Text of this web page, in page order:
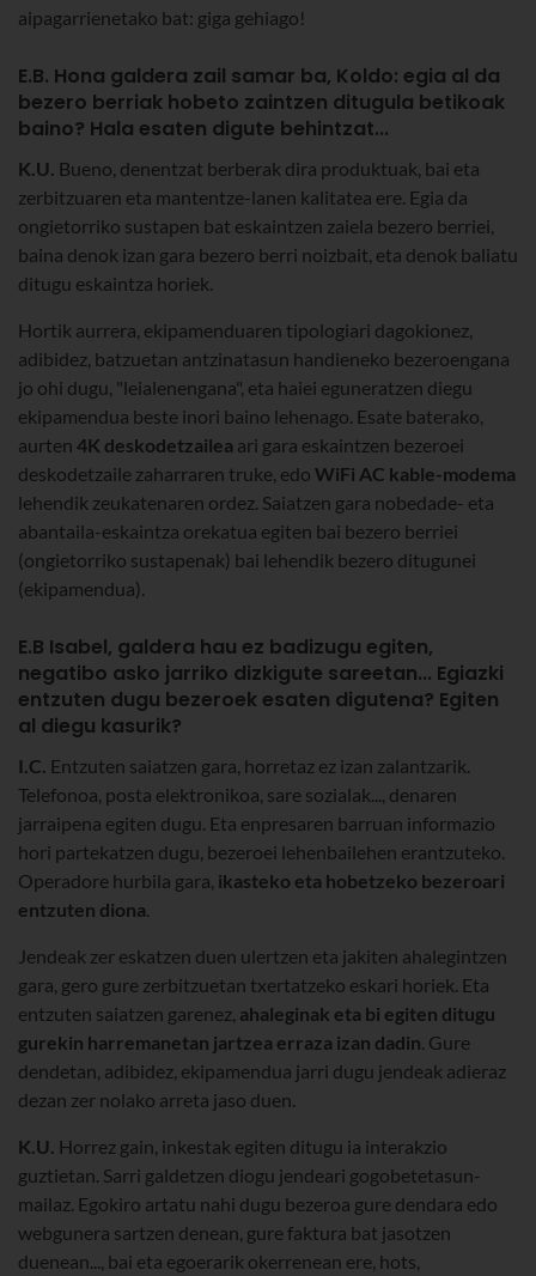
aipagarrienetako bat: giga gehiago!
E.B. Hona galdera zail samar ba, Koldo: egia al da
bezero berriak hobeto zaintzen ditugula betikoak
baino? Hala esaten digute behintzat...
K.U. Bueno, denentzat berberak dira produktuak, bai eta
zerbitzuaren eta mantentze-lanen kalitatea ere. Egia da
ongietorriko sustapen bat eskaintzen zaiela bezero berriei,
baina denok izan gara bezero berri noizbait, eta denok baliatu
ditugu eskaintza horiek.
Hortik aurrera, ekipamenduaren tipologiari dagokionez,
adibidez, batzuetan antzinatasun handieneko bezeroengana
jo ohi dugu, "leialenengana", eta haiei eguneratzen diegu
ekipamendua beste inori baino lehenago. Esate baterako,
aurten 4K deskodetzailea ari gara eskaintzen bezeroei
deskodetzaile zaharraren truke, edo WiFi AC kable-modema
lehendik zeukatenaren ordez. Saiatzen gara nobedade- eta
abantaila-eskaintza orekatua egiten bai bezero berriei
(ongietorriko sustapenak) bai lehendik bezero ditugunei
(ekipamendua).
E.B Isabel, galdera hau ez badizugu egiten,
negatibo asko jarriko dizkigute sareetan... Egiazki
entzuten dugu bezeroek esaten digutena? Egiten
al diegu kasurik?
I.C. Entzuten saiatzen gara, horretaz ez izan zalantzarik.
Telefonoa, posta elektronikoa, sare sozialak..., denaren
jarraipena egiten dugu. Eta enpresaren barruan informazio
hori partekatzen dugu, bezeroei lehenbailehen erantzuteko.
Operadore hurbila gara, ikasteko eta hobetzeko bezeroari
entzuten diona.
Jendeak zer eskatzen duen ulertzen eta jakiten ahalegintzen
gara, gero gure zerbitzuetan txertatzeko eskari horiek. Eta
entzuten saiatzen garenez, ahaleginak eta bi egiten ditugu
gurekin harremanetan jartzea erraza izan dadin. Gure
dendetan, adibidez, ekipamendua jarri dugu jendeak adieraz
dezan zer nolako arreta jaso duen.
K.U. Horrez gain, inkestak egiten ditugu ia interakzio
guztietan. Sarri galdetzen diogu jendeari gogobetetasun-
mailaz. Egokiro artatu nahi dugu bezeroa gure dendara edo
webgunera sartzen denean, gure faktura bat jasotzen
duenean..., bai eta egoerarik okerrenean ere, hots,